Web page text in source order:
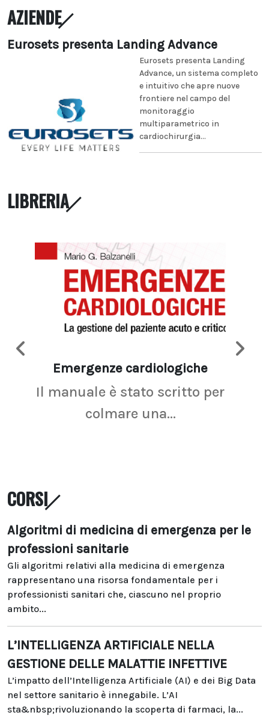
AZIENDE
Eurosets presenta Landing Advance
Eurosets presenta Landing
Advance, un sistema completo
e intuitivo che apre nuove
frontiere nel campo del
monitoraggio
multiparametrico in
cardiochirurgia...
LIBRERIA
Emergenze cardiologiche
Il manuale è stato scritto per
colmare una...
CORSI
Algoritmi di medicina di emergenza per le
professioni sanitarie
Gli algoritmi relativi alla medicina di emergenza
rappresentano una risorsa fondamentale per i
professionisti sanitari che, ciascuno nel proprio
ambito...
L’INTELLIGENZA ARTIFICIALE NELLA
GESTIONE DELLE MALATTIE INFETTIVE
L’impatto dell’Intelligenza Artificiale (AI) e dei Big Data
nel settore sanitario è innegabile. L’AI
sta&nbsp;rivoluzionando la scoperta di farmaci, la...